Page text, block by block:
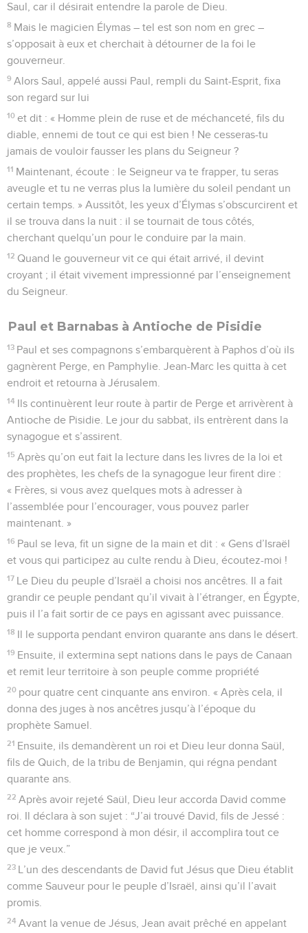
Saul, car il désirait entendre la parole de Dieu.
8 Mais le magicien Élymas – tel est son nom en grec –
s’opposait à eux et cherchait à détourner de la foi le
gouverneur.
9 Alors Saul, appelé aussi Paul, rempli du Saint-Esprit, fixa
son regard sur lui
10 et dit : « Homme plein de ruse et de méchanceté, fils du
diable, ennemi de tout ce qui est bien ! Ne cesseras-tu
jamais de vouloir fausser les plans du Seigneur ?
11 Maintenant, écoute : le Seigneur va te frapper, tu seras
aveugle et tu ne verras plus la lumière du soleil pendant un
certain temps. » Aussitôt, les yeux d’Élymas s’obscurcirent et
il se trouva dans la nuit : il se tournait de tous côtés,
cherchant quelqu’un pour le conduire par la main.
12 Quand le gouverneur vit ce qui était arrivé, il devint
croyant ; il était vivement impressionné par l’enseignement
du Seigneur.
Paul et Barnabas à Antioche de Pisidie
13 Paul et ses compagnons s’embarquèrent à Paphos d’où ils
gagnèrent Perge, en Pamphylie. Jean-Marc les quitta à cet
endroit et retourna à Jérusalem.
14 Ils continuèrent leur route à partir de Perge et arrivèrent à
Antioche de Pisidie. Le jour du sabbat, ils entrèrent dans la
synagogue et s’assirent.
15 Après qu’on eut fait la lecture dans les livres de la loi et
des prophètes, les chefs de la synagogue leur firent dire :
« Frères, si vous avez quelques mots à adresser à
l’assemblée pour l’encourager, vous pouvez parler
maintenant. »
16 Paul se leva, fit un signe de la main et dit : « Gens d’Israël
et vous qui participez au culte rendu à Dieu, écoutez-moi !
17 Le Dieu du peuple d’Israël a choisi nos ancêtres. Il a fait
grandir ce peuple pendant qu’il vivait à l’étranger, en Égypte,
puis il l’a fait sortir de ce pays en agissant avec puissance.
18 Il le supporta pendant environ quarante ans dans le désert.
19 Ensuite, il extermina sept nations dans le pays de Canaan
et remit leur territoire à son peuple comme propriété
20 pour quatre cent cinquante ans environ. « Après cela, il
donna des juges à nos ancêtres jusqu’à l’époque du
prophète Samuel.
21 Ensuite, ils demandèrent un roi et Dieu leur donna Saül,
fils de Quich, de la tribu de Benjamin, qui régna pendant
quarante ans.
22 Après avoir rejeté Saül, Dieu leur accorda David comme
roi. Il déclara à son sujet : “J’ai trouvé David, fils de Jessé :
cet homme correspond à mon désir, il accomplira tout ce
que je veux.”
23 L’un des descendants de David fut Jésus que Dieu établit
comme Sauveur pour le peuple d’Israël, ainsi qu’il l’avait
promis.
24 Avant la venue de Jésus, Jean avait prêché en appelant